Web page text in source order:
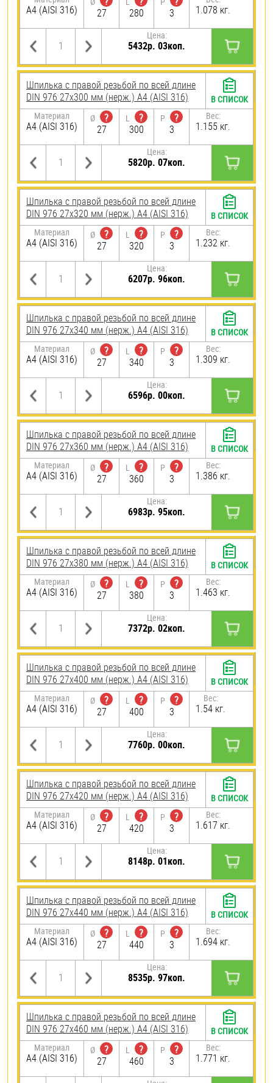
A4 (AISI 316)
27
280
3
1.078 кг.
Цена:
5432р. 03коп.
Шпилька с правой резьбой по всей длине
DIN 976 27х300 мм (нерж.) A4 (AISI 316)
Материал
A4 (AISI 316)
Ø
?
27
L
?
300
P
?
3
Вес:
1.155 кг.
Цена:
5820р. 07коп.
В СПИСОК
Шпилька с правой резьбой по всей длине
DIN 976 27х320 мм (нерж.) A4 (AISI 316)
Материал
A4 (AISI 316)
Ø
?
27
L
?
320
P
?
3
Вес:
1.232 кг.
Цена:
6207р. 96коп.
В СПИСОК
Шпилька с правой резьбой по всей длине
DIN 976 27х340 мм (нерж.) A4 (AISI 316)
Материал
A4 (AISI 316)
Ø
?
27
L
?
340
P
?
3
Вес:
1.309 кг.
Цена:
6596р. 00коп.
В СПИСОК
Шпилька с правой резьбой по всей длине
DIN 976 27х360 мм (нерж.) A4 (AISI 316)
Материал
A4 (AISI 316)
Ø
?
27
L
?
360
P
?
3
Вес:
1.386 кг.
Цена:
6983р. 95коп.
В СПИСОК
Шпилька с правой резьбой по всей длине
DIN 976 27х380 мм (нерж.) A4 (AISI 316)
Материал
A4 (AISI 316)
Ø
?
27
L
?
380
P
?
3
Вес:
1.463 кг.
Цена:
7372р. 02коп.
В СПИСОК
Шпилька с правой резьбой по всей длине
DIN 976 27х400 мм (нерж.) A4 (AISI 316)
Материал
A4 (AISI 316)
Ø
?
27
L
?
400
P
?
3
Вес:
1.54 кг.
Цена:
7760р. 00коп.
В СПИСОК
Шпилька с правой резьбой по всей длине
DIN 976 27х420 мм (нерж.) A4 (AISI 316)
Материал
A4 (AISI 316)
Ø
?
27
L
?
420
P
?
3
Вес:
1.617 кг.
Цена:
8148р. 01коп.
В СПИСОК
Шпилька с правой резьбой по всей длине
DIN 976 27х440 мм (нерж.) A4 (AISI 316)
Материал
A4 (AISI 316)
Ø
?
27
L
?
440
P
?
3
Вес:
1.694 кг.
Цена:
8535р. 97коп.
В СПИСОК
Шпилька с правой резьбой по всей длине
DIN 976 27х460 мм (нерж.) A4 (AISI 316)
Материал
A4 (AISI 316)
Ø
?
27
L
?
460
P
?
3
Вес:
1.771 кг.
В СПИСОК